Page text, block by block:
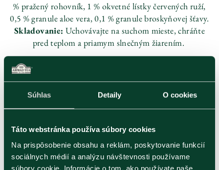
Súhlas Detaily O cookies
Táto webstránka používa súbory cookies
Na prispôsobenie obsahu a reklám, poskytovanie funkcií
sociálnych médií a analýzu návštevnosti používame
súbory cookie. Informácie o tom, ako používate naše
% pražený rohovník, 1 % okvetné lístky červených ruží,
0,5 % granule aloe vera, 0,1 % granule broskyňovej šťavy.
Skladovanie: Uchovávajte na suchom mieste, chráňte
pred teplom a priamym slnečným žiarením.
Ean kód
054881020398
Rozmery (Š×V×H)
Kategória
Funkčné čaje